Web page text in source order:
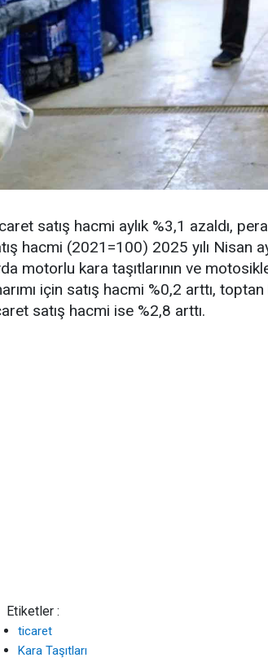
satış hacmi aylık %3,1 azaldı,
hacmi (2021=100) 2025 yılı Nisan
motorlu kara taşıtlarının ve
için satış hacmi %0,2 arttı,
satış hacmi ise %2,8 arttı.
Etiketler :
ticaret
Kara Taşıtları